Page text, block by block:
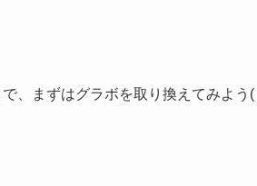
、まずはグラボを取り換えてみよう(